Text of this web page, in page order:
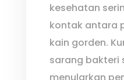
kesehatan
kontak antara
kain gorden.
sarang bakteri
menularkan